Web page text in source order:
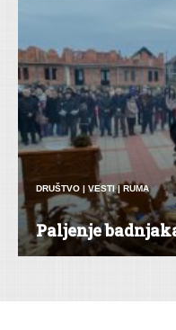
DRUŠTVO | VESTI| RUMA
Paljenje